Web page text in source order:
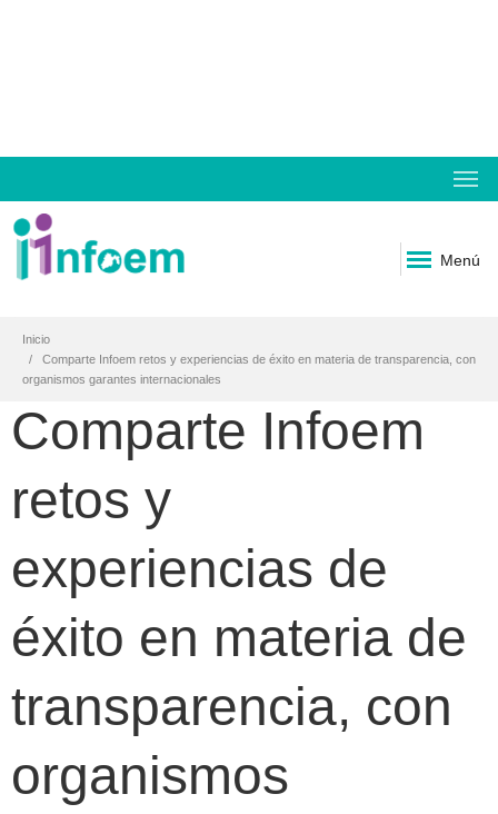
Menú
Inicio
Comparte Infoem retos y experiencias de éxito en materia de transparencia, con
organismos garantes internacionales
Comparte Infoem
retos y
experiencias de
éxito en materia de
transparencia, con
organismos